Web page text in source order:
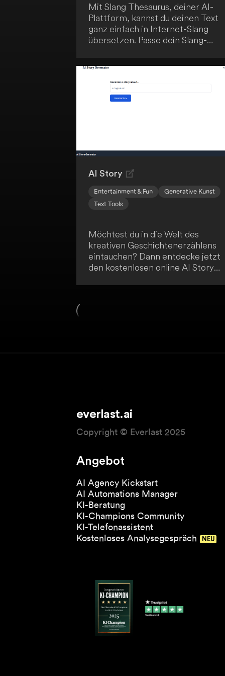
Mit Slang Thesaurus, deiner AI-
Plattform, kannst du deinen Text
ganz einfach in Internet-Slang
übersetzen. Passe dein Slang-
aufwendige Recherche. Besuche
SlangThesaurus.com/translator und
verleihe deinem Text einen
AI Story
Entertainment & Fun
Generative Kunst
Text Tools
Möchtest du in die Welt des
kreativen Geschichtenerzählens
eintauchen? Dann entdecke jetzt
den kostenlosen online AI Story
everlast.ai
Copyright © Everlast 2025
Angebot
AI Agency Kickstart
AI Automations Manager
KI-Beratung
KI-Champions Community
KI-Telefonassistent
Kostenloses Analysegespräch